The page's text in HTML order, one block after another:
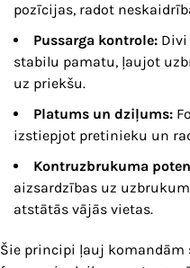
pozīcijas, radot
Pussarga kontrole:
stabilu pamatu, ļaujot
uz priekšu.
Platums un dziļums:
izstiepjot pretinieku un
Kontruzbrukuma
aizsardzības uz
atstātās vājās vietas.
Šie principi ļauj komandām